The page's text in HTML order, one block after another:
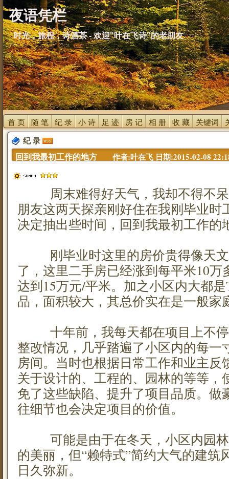
夜语凭栏
时光，旅程，诗酒茶 - 欢迎"叶在飞诗"的老朋友
首 页 随 笔 纪 录 小 诗 足 迹 房 记 相 册 收 藏 关键词
纪 录
回到我最初工作的地方 作者:叶在飞 日期:2015-02-08
周末难得好天气，我却不得不呆
朋友这两天探亲刚好住在我刚毕业时
决定抽出些时间，回到我最初工作的
刚毕业时这里的房价贵得像天文
了，这里二手房已经涨到每平米10
达到15万元/平米。加之小区内大都是
品，面积较大，其总价实在是一般家
十年前，我每天都在项目上不停
整改情况，几乎踏遍了小区内的每一
房间。当时也根据日常工作和业主反
关于设计的、工程的、园林的等等，
免了这些缺陷、提升了项目品质。做
往细节也会决定项目的价值。
可能是由于在冬天，小区内园林
的美丽，但“赖特式”简约大气的建筑
日久弥新。